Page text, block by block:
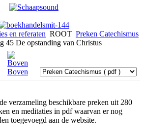
en referaten ROOT Preken Catechismus
45 De opstanding van Christus
Boven
verzameling beschikbare preken uit 280
en meditaties in pdf waarvan er nog
toegevoegd aan de website.